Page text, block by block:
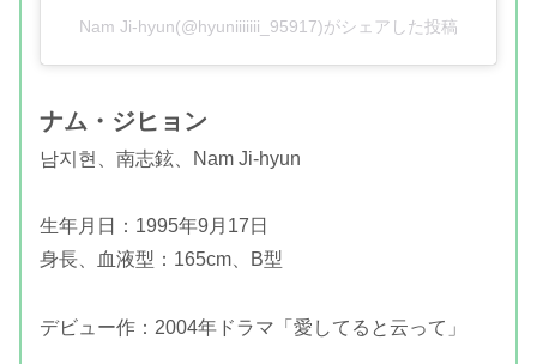
Nam Ji-hyun(@hyuniiiiiii_95917)がシェアした投稿
ナム・ジヒョン
남지현、 南志鉉、Nam Ji-hyun
生年月日：1995年9月17日
身長、血液型：165cm、B型
デビュー作：2004年ドラマ「愛してると云って」